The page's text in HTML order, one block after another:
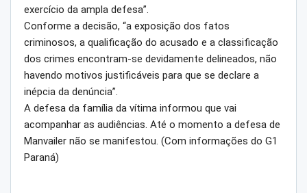
exercício da ampla defesa”.
Conforme a decisão, “a exposição dos fatos
criminosos, a qualificação do acusado e a classificação
dos crimes encontram-se devidamente delineados, não
havendo motivos justificáveis para que se declare a
inépcia da denúncia”.
A defesa da família da vítima informou que vai
acompanhar as audiências. Até o momento a defesa de
Manvailer não se manifestou. (Com informações do G1
Paraná)